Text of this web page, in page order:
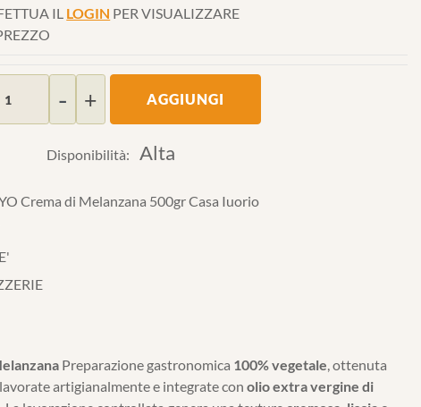
IL LOGIN PER VISUALIZZARE
AGGIUNGI
Disponibilità: Alta
Crema di Melanzana 500gr Casa Iuorio
Preparazione gastronomica 100% vegetale, ottenuta
lavorate artigianalmente e integrate con olio extra vergine di